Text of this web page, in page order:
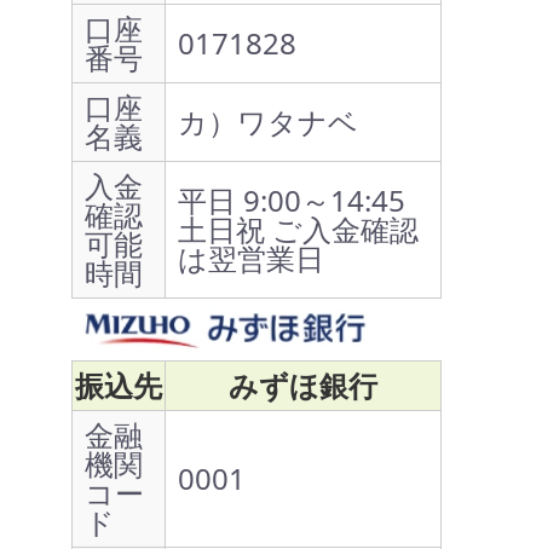
口座
番号
0171828
口座
名義
カ）ワタナベ
入金
確認
可能
時間
平日 9:00～14:45
土日祝 ご入金確認
は翌営業日
振込先
みずほ銀行
金融
機関
コー
ド
0001